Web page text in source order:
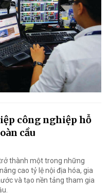
công nghiệp hỗ
cầu
thành một trong những
cao tỷ lệ nội địa hóa, gia
và tạo nền tảng tham gia